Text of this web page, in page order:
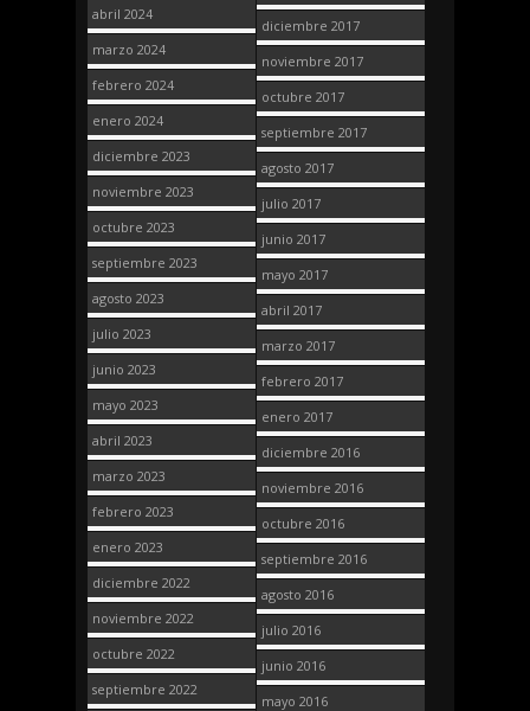
abril 2024
marzo 2024
febrero 2024
enero 2024
diciembre 2023
noviembre 2023
octubre 2023
septiembre 2023
agosto 2023
julio 2023
junio 2023
mayo 2023
abril 2023
marzo 2023
febrero 2023
enero 2023
diciembre 2022
noviembre 2022
octubre 2022
septiembre 2022
diciembre 2017
noviembre 2017
octubre 2017
septiembre 2017
agosto 2017
julio 2017
junio 2017
mayo 2017
abril 2017
marzo 2017
febrero 2017
enero 2017
diciembre 2016
noviembre 2016
octubre 2016
septiembre 2016
agosto 2016
julio 2016
junio 2016
mayo 2016